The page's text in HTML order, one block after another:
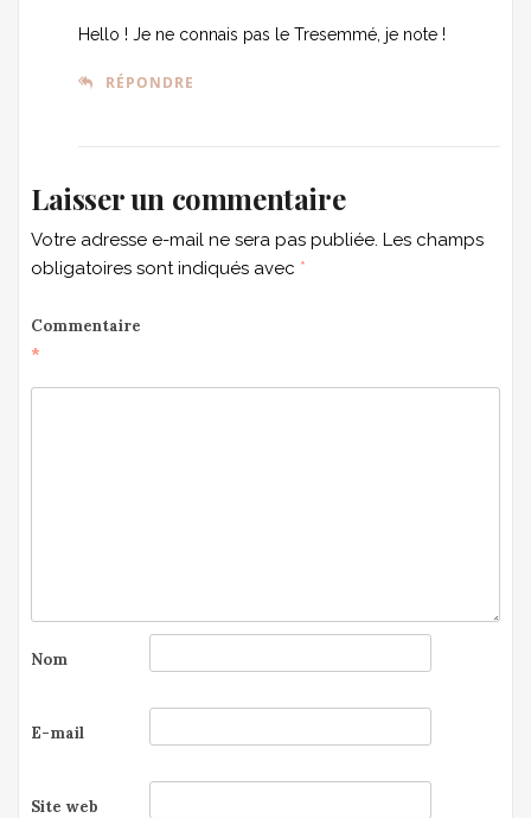
Hello ! Je ne connais pas le Tresemmé, je note !
RÉPONDRE
Laisser un commentaire
Votre adresse e-mail ne sera pas publiée. Les champs
obligatoires sont indiqués avec *
Commentaire
*
Nom
E-mail
Site web